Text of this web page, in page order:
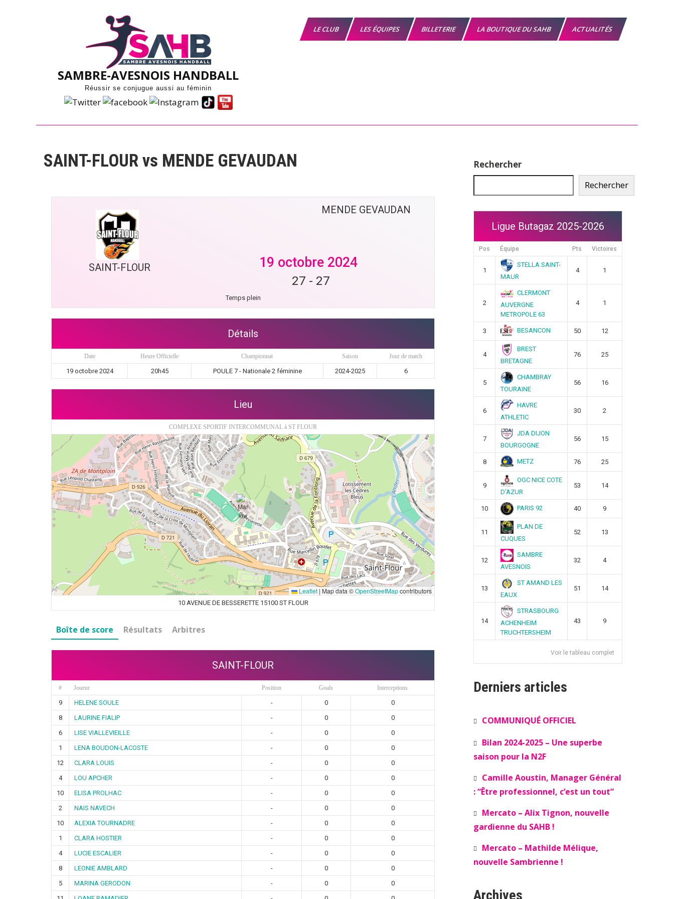
SAMBRE-AVESNOIS HANDBALL
Réussir se conjugue aussi au féminin
LE CLUB LES ÉQUIPES BILLETERIE LA BOUTIQUE DU SAHB ACTUALITÉS
SAINT-FLOUR vs MENDE GEVAUDAN
SAINT-FLOUR
MENDE GEVAUDAN
19 octobre 2024
27 - 27
Temps plein
Détails
Date Heure Officielle Championnat Saison Jour de match
19 octobre 2024 20h45 POULE 7 - Nationale 2 féminine 2024-2025 6
Lieu
COMPLEXE SPORTIF INTERCOMMUNAL à ST FLOUR
Leaflet | Map data ©OpenStreetMapcontributors
10 AVENUE DE BESSERETTE 15100 ST FLOUR
Boîte de score Résultats Arbitres
SAINT-FLOUR
# Joueur Position Goals Interceptions
9 HELENE SOULE - 0
0
8
LAURINE FIALIP - 0
0
6
LISE VIALLEVIEILLE - 0
0
1
LENA BOUDON-LACOSTE - 0
0
12
CLARA LOUIS - 0
0
4
LOU APCHER - 0
0
10
ELISA PROLHAC - 0
0
2
NAIS NAVECH - 0
0
10
ALEXIA TOURNADRE - 0
0
1
CLARA HOSTIER - 0
0
4
LUCIE ESCALIER - 0
0
8
LEONIE AMBLARD - 0
0
5
MARINA GERODON - 0
0
Rechercher
Rechercher
Ligue Butagaz 2025-2026
Pos Équipe Pts Victoires
1
STELLA SAINT-
MAUR
4 1
2
CLERMONT
AUVERGNE
METROPOLE 63
4 1
3 BESANCON 50 12
4
BREST
BRETAGNE
76 25
5
CHAMBRAY
TOURAINE
56 16
6
HAVRE
ATHLETIC
30 2
7
JDA DIJON
BOURGOGNE
56 15
8 METZ 76 25
9
OGC NICE COTE
D’AZUR
53 14
10 PARIS 92 40 9
11
PLAN DE
CUQUES
52 13
12
SAMBRE
AVESNOIS
32 4
13
ST AMAND LES
EAUX
51 14
14
STRASBOURG
ACHENHEIM
TRUCHTERSHEIM
43 9
Voir le tableau complet
Derniers articles
COMMUNIQUÉ OFFICIEL
Bilan 2024-2025 – Une superbe
saison pour la N2F
Camille Aoustin, Manager Général
: “Être professionnel, c’est un tout”
Mercato – Alix Tignon, nouvelle
gardienne du SAHB !
Mercato – Mathilde Mélique,
nouvelle Sambrienne !
Archives